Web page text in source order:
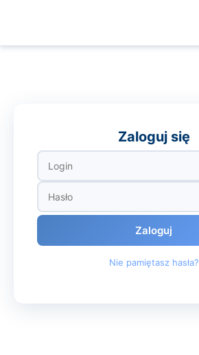
Zaloguj się
Zaloguj
Nie pamiętasz hasła?